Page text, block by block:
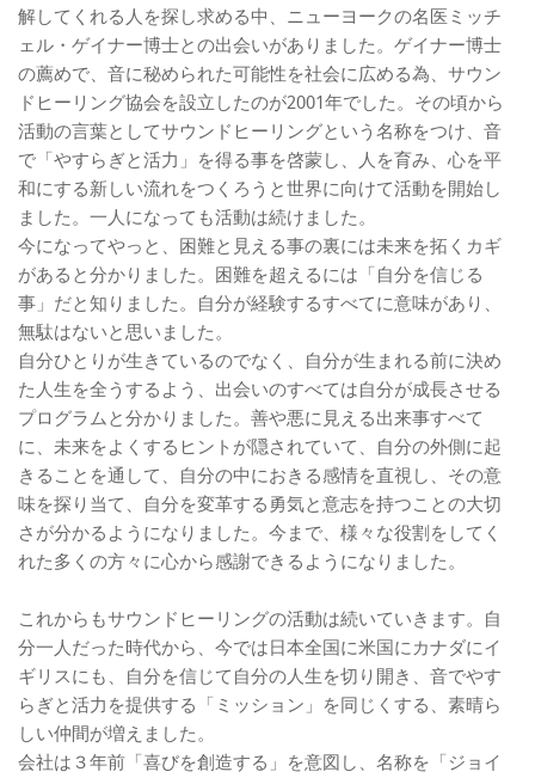
解してくれる人を探し求める中、ニューヨークの名医ミッチ
ェル・ゲイナー博士との出会いがありました。ゲイナー博士
の薦めで、音に秘められた可能性を社会に広める為、サウン
ドヒーリング協会を設立したのが2001年でした。その頃から
活動の言葉としてサウンドヒーリングという名称をつけ、音
で「やすらぎと活力」を得る事を啓蒙し、人を育み、心を平
和にする新しい流れをつくろうと世界に向けて活動を開始し
ました。一人になっても活動は続けました。
今になってやっと、困難と見える事の裏には未来を拓くカギ
があると分かりました。困難を超えるには「自分を信じる
事」だと知りました。自分が経験するすべてに意味があり、
無駄はないと思いました。
自分ひとりが生きているのでなく、自分が生まれる前に決め
た人生を全うするよう、出会いのすべては自分が成長させる
プログラムと分かりました。善や悪に見える出来事すべて
に、未来をよくするヒントが隠されていて、自分の外側に起
きることを通して、自分の中におきる感情を直視し、その意
味を探り当て、自分を変革する勇気と意志を持つことの大切
さが分かるようになりました。今まで、様々な役割をしてく
れた多くの方々に心から感謝できるようになりました。
これからもサウンドヒーリングの活動は続いていきます。自
分一人だった時代から、今では日本全国に米国にカナダにイ
ギリスにも、自分を信じて自分の人生を切り開き、音でやす
らぎと活力を提供する「ミッション」を同じくする、素晴ら
しい仲間が増えました。
会社は３年前「喜びを創造する」を意図し、名称を「ジョイ